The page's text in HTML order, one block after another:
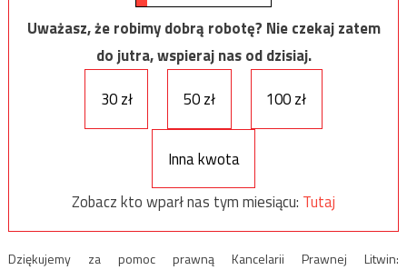
Uważasz, że robimy dobrą robotę? Nie czekaj zatem
do jutra, wspieraj nas od dzisiaj.
30 zł
50 zł 100 zł
Inna kwota
Zobacz kto wparł nas tym miesiącu: Tutaj
Dziękujemy za pomoc prawną Kancelarii Prawnej Litwin: